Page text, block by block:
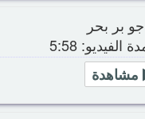
جو بر بحر
الفيديو: 5:58
مشاهدة